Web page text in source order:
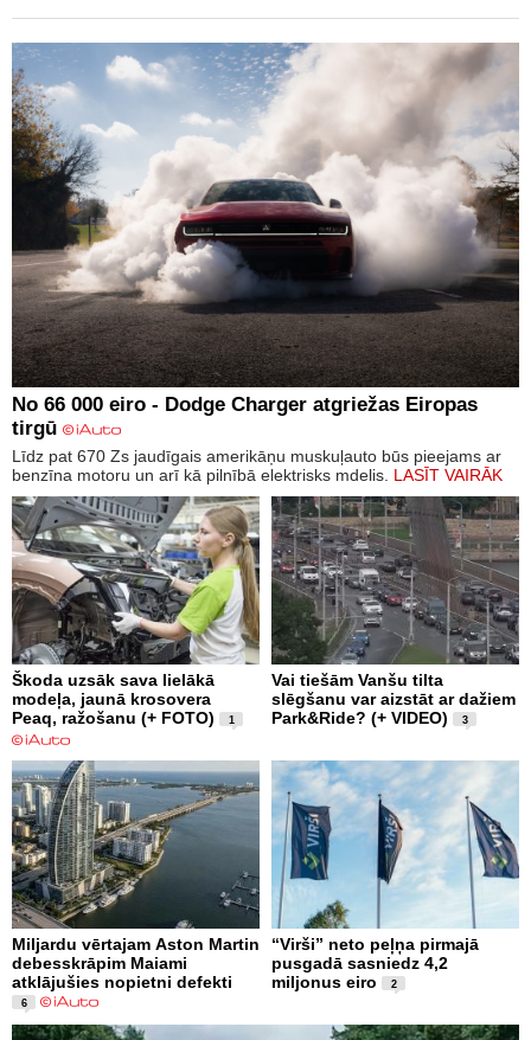
No 66 000 eiro - Dodge Charger atgriežas Eiropas
tirgū
Līdz pat 670 Zs jaudīgais amerikāņu muskuļauto būs pieejams ar
benzīna motoru un arī kā pilnībā elektrisks mdelis. LASĪT VAIRĀK
Škoda uzsāk sava lielākā
modeļa, jaunā krosovera
Peaq, ražošanu (+ FOTO)
1
Vai tiešām Vanšu tilta
slēgšanu var aizstāt ar dažiem
Park&Ride? (+ VIDEO)
3
Miljardu vērtajam Aston Martin
debesskrāpim Maiami
atklājušies nopietni defekti
6
“Virši” neto peļņa pirmajā
pusgadā sasniedz 4,2
miljonus eiro
2